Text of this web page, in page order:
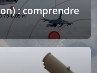
: comprendre